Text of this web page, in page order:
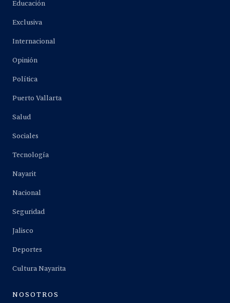
Educación
Exclusiva
Internacional
Opinión
Política
Puerto Vallarta
Salud
Sociales
Tecnología
Nayarit
Nacional
Seguridad
Jalisco
Deportes
Cultura Nayarita
NOSOTROS